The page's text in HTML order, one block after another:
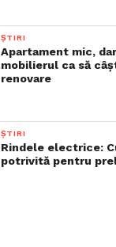
ȘTIRI
Apartament mic,
mobilierul ca să
renovare
ȘTIRI
Rindele electrice:
potrivită pentru